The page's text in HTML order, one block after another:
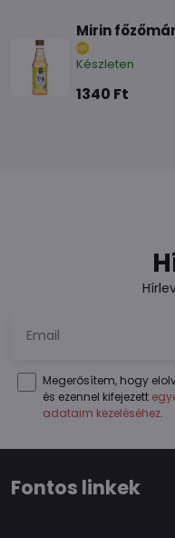
Mirin
Készleten
1340 Ft
Megerősítem, hogy
és ezennel kifejezett
adataim kezeléséhez.
Fontos linkek